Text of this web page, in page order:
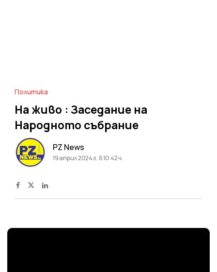
Политика
На живо : Заседание на
Народното събрание
PZ News
19 април 2024 г. в 10:42 ч.